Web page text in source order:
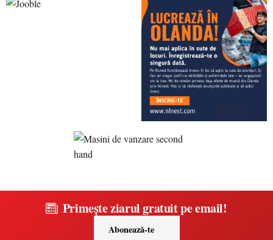
Primește ziarul gratuit pe email!
Abonează-te